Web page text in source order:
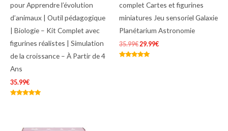
pour Apprendre l’évolution
d’animaux | Outil pédagogique
| Biologie – Kit Complet avec
figurines réalistes | Simulation
de la croissance – À Partir de 4
Ans
35.99€
complet Cartes et figurines
miniatures Jeu sensoriel Galaxie
Planétarium Astronomie
35.99€29.99€